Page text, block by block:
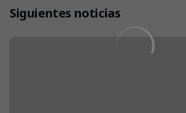
Siguientes noticias